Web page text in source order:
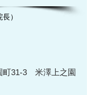
）
町31-3 米澤上之園